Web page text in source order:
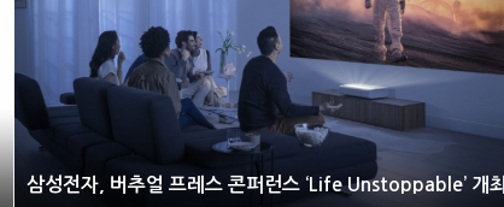
삼성전자, 버추얼 프레스 콘퍼런스 ‘Life Unstoppable’ 개최